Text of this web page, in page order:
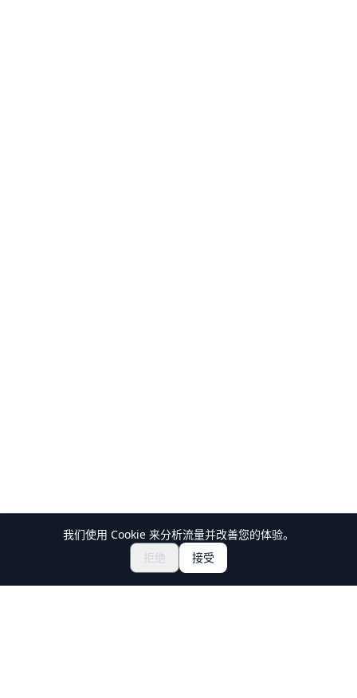
探索祭典与活动
获取日本祭典门票
我们使用 Cookie 来分析流量并改善您的体验。
拒绝
接受